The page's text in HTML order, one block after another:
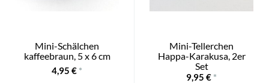
Mini-Schälchen
kaffeebraun, 5 x 6 cm
4,95 € *
Mini-Tellerchen
Happa-Karakusa, 2er
Set
9,95 € *